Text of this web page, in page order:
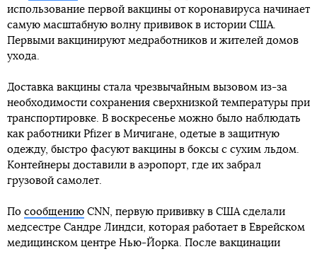
использование первой вакцины от коронавируса начинает
самую масштабную волну прививок в истории США.
Первыми вакцинируют медработников и жителей домов
ухода.
Доставка вакцины стала чрезвычайным вызовом из-за
необходимости сохранения сверхнизкой температуры при
транспортировке. В воскресенье можно было наблюдать
как работники Pfizer в Мичигане, одетые в защитную
одежду, быстро фасуют вакцины в боксы с сухим льдом.
Контейнеры доставили в аэропорт, где их забрал
грузовой самолет.
По сообщению CNN, первую прививку в США сделали
медсестре Сандре Линдси, которая работает в Еврейском
медицинском центре Нью-Йорка. После вакцинации